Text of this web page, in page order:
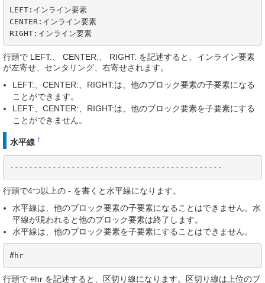
LEFT:インライン要素
CENTER:インライン要素
RIGHT:インライン要素
行頭で LEFT:、 CENTER:、 RIGHT: を記述すると、インライン要素
が左寄せ、センタリング、右寄せされます。
LEFT:、CENTER:、RIGHT:は、他のブロック要素の子要素になる
ことができます。
LEFT:、CENTER:、RIGHT:は、他のブロック要素を子要素にする
ことができません。
水平線 †
---------------------------------------------
行頭で4つ以上の - を書くと水平線になります。
水平線は、他のブロック要素の子要素になることはできません。水
平線が現われると他のブロック要素は終了します。
水平線は、他のブロック要素を子要素にすることはできません。
#hr
行頭で #hr を記述すると、区切り線になります。区切り線は上位のブ